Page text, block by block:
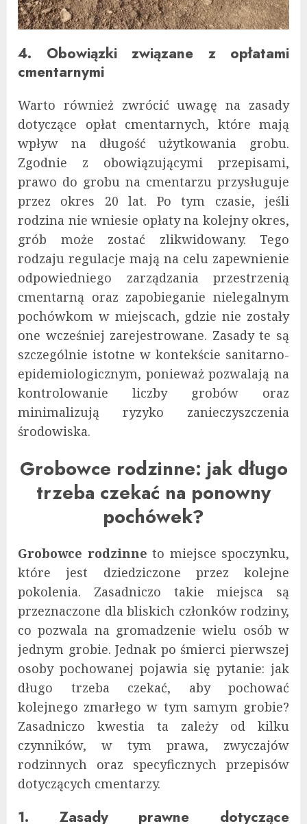
4. Obowiązki związane z opłatami
cmentarnymi
Warto również zwrócić uwagę na zasady
dotyczące opłat cmentarnych, które mają
wpływ na długość użytkowania grobu.
Zgodnie z obowiązującymi przepisami,
prawo do grobu na cmentarzu przysługuje
przez okres 20 lat. Po tym czasie, jeśli
rodzina nie wniesie opłaty na kolejny okres,
grób może zostać zlikwidowany. Tego
rodzaju regulacje mają na celu zapewnienie
odpowiedniego zarządzania przestrzenią
cmentarną oraz zapobieganie nielegalnym
pochówkom w miejscach, gdzie nie zostały
one wcześniej zarejestrowane. Zasady te są
szczególnie istotne w kontekście sanitarno-
epidemiologicznym, ponieważ pozwalają na
kontrolowanie liczby grobów oraz
minimalizują ryzyko zanieczyszczenia
środowiska.
Grobowce rodzinne: jak długo
trzeba czekać na ponowny
pochówek?
Grobowce rodzinne to miejsce spoczynku,
które jest dziedziczone przez kolejne
pokolenia. Zasadniczo takie miejsca są
przeznaczone dla bliskich członków rodziny,
co pozwala na gromadzenie wielu osób w
jednym grobie. Jednak po śmierci pierwszej
osoby pochowanej pojawia się pytanie: jak
długo trzeba czekać, aby pochować
kolejnego zmarłego w tym samym grobie?
Zasadniczo kwestia ta zależy od kilku
czynników, w tym prawa, zwyczajów
rodzinnych oraz specyficznych przepisów
dotyczących cmentarzy.
1. Zasady prawne dotyczące